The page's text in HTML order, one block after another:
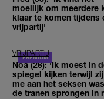
moeilijk om meerdere
klaar te komen tijdens
vrijpartij'
VRIJPARTIJ
Noa (26): 'Ik moest in
spiegel kijken terwijl
me aan het seksen
de tranen sprongen in